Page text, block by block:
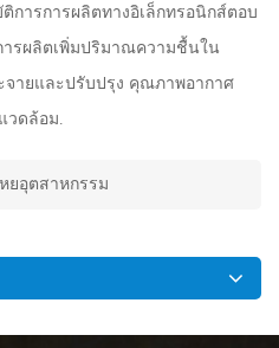
การการผลิตทางอิเล็กทรอนิกส์ตอบ
ารผลิตเพิ่มปริมาณความชื้นใน
จายและปรับปรุง คุณภาพอากาศ
วดล้อม.
ยอุตสาหกรรม